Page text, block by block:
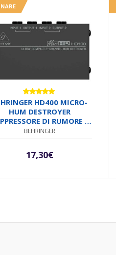
Valutato
5.00su 5
HD400 MICRO-
HUM DESTROYER
DI RUMORE A
2 CANALI
BEHRINGER
17,30€